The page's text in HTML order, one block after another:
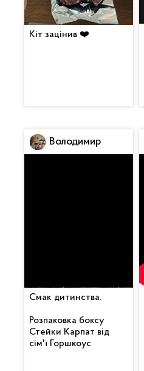
Кіт зацінив ❤️
Смак дитинства.
Розпаковка боксу
Стейки Карпат від
сім'ї Горшкоус
Володимир